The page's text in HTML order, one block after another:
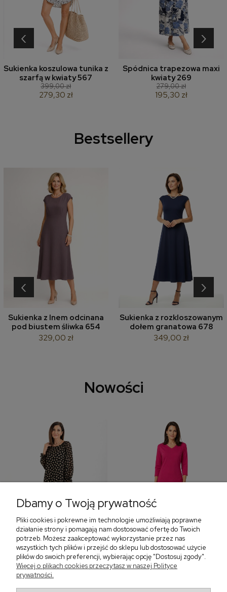
Sukienka koszulowa tunika z
szarfą w kwiaty 567
399,00 zł
279,30 zł
Spódnica trapezowa maxi
kwiaty 269
279,00 zł
195,30 zł
‹ ›
Bestsellery
Sukienka z lnem odcinana
pod biustem śliwka 654
329,00 zł
Sukienka z rozkloszowanym
dołem granatowa 678
349,00 zł
‹ ›
Nowości
Sukienka z falbaną i
bufiastym rękawem w
Sukienka z dekoltem w
299,00 zł
‹
Dbamy o Twoją prywatność
Pliki cookies i pokrewne im technologie umożliwiają poprawne
działanie strony i pomagają nam dostosować ofertę do Twoich
potrzeb. Możesz zaakceptować wykorzystanie przez nas
wszystkich tych plików i przejść do sklepu lub dostosować użycie
plików do swoich preferencji, wybierając opcję "Dostosuj zgody".
Więcej o plikach cookies przeczytasz w naszej Polityce
prywatności.